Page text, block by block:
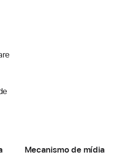
Mecanismo de mídia